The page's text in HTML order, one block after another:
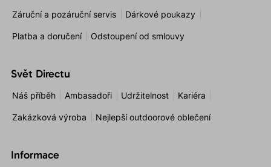
Záruční a pozáruční servis Dárkové poukazy
Platba a doručení Odstoupení od smlouvy
Svět Directu
Náš příběh Ambasadoři Udržitelnost Kariéra
Zakázková výroba Nejlepší outdoorové oblečení
Informace